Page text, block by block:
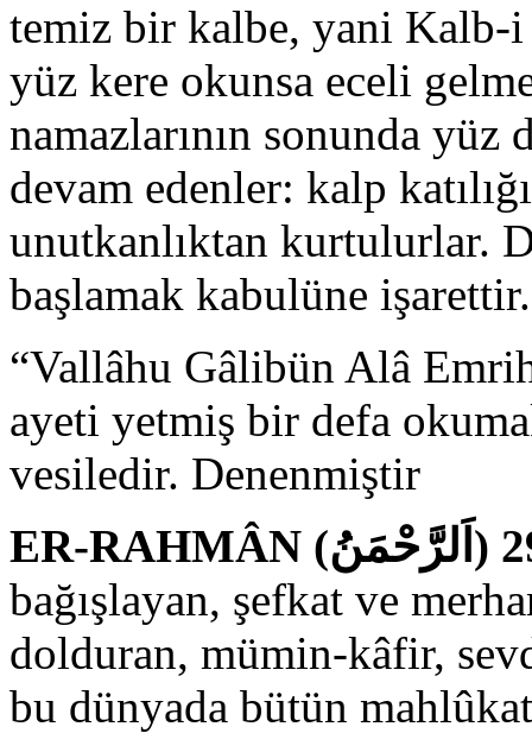
temiz bir kalbe, yani Kalb-
yüz kere okunsa eceli
namazlarının sonunda
devam edenler: kalp
unutkanlıktan kurtulurlar.
başlamak kabulüne işarettir.
“Vallâhu Gâlibün Alâ
ayeti yetmiş bir defa
vesiledir. Denenmiştir
bağışlayan, şefkat ve
dolduran, mümin-kâfir,
bu dünyada bütün